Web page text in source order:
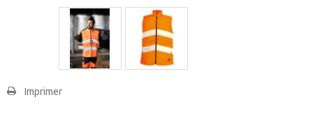
Imprimer